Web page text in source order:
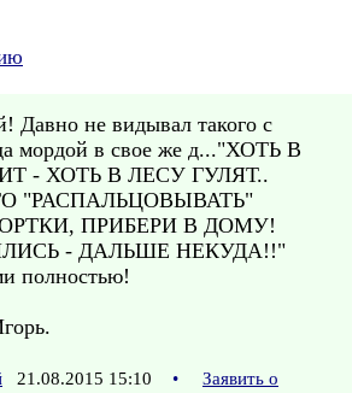
Давно не видывал такого с
мордой в свое же д..."ХОТЬ В
- ХОТЬ В ЛЕСУ ГУЛЯТ..
"РАСПАЛЬЦОВЫВАТЬ"
ПРИБЕРИ В ДОМУ!
- ДАЛЬШЕ НЕКУДА!!"
полностью!
21.08.2015 15:10 •
Заявить о